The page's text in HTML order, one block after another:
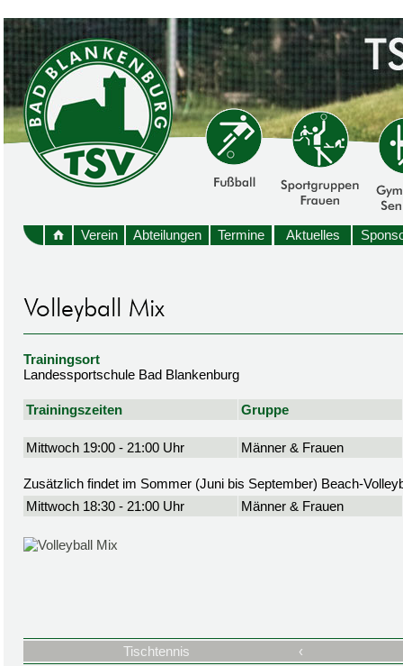
Verein Abteilungen Termine Aktuelles
Trainingsort
Landessportschule Bad Blankenburg
Trainingszeiten Gruppe
Mittwoch 19:00 - 21:00 Uhr Männer & Frauen
Zusätzlich findet im Sommer (Juni bis September) Beach-
Mittwoch 18:30 - 21:00 Uhr
Männer & Frauen
Tischtennis
‹